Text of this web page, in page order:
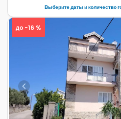
Выберите даты и количество
Previous
до -16 %